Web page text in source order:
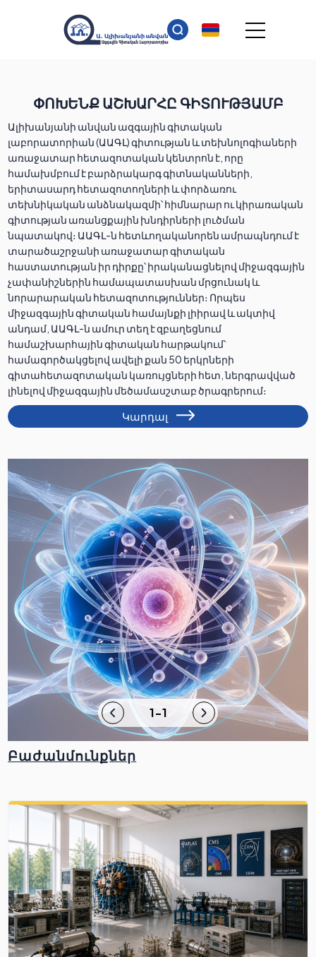
ՓՈԽԵՆՔ ԱՇԽԱՐՀԸ ԳԻՏՈՒԹՅԱՄԲ
Ալիխանյանի անվան ազգային գիտական
լաբորատորիան (ԱԱԳԼ) գիտության և տեխնոլոգիաների
առաջատար հետազոտական կենտրոն է, որը
համախմբում է բարձրակարգ գիտնականների,
երիտասարդ հետազոտողների և փորձառու
տեխնիկական անձնակազմի՝ հիմնարար ու կիրառական
գիտության առանցքային խնդիրների լուծման
նպատակով։ ԱԱԳԼ-ն հետևողականորեն ամրապնդում է
տարածաշրջանի առաջատար գիտական
հաստատության իր դիրքը՝ իրականացնելով միջազգային
չափանիշներին համապատասխան մրցունակ և
նորարարական հետազոտություններ։ Որպես
միջազգային գիտական համայնքի լիիրավ և ակտիվ
անդամ, ԱԱԳԼ-ն ամուր տեղ է զբաղեցնում
համաշխարհային գիտական հարթակում՝
համագործակցելով ավելի քան 50 երկրների
գիտահետազոտական կառույցների հետ, ներգրավված
լինելով միջազգային մեծամասշտաբ ծրագրերում։
Կարդալ
1-1
Բաժանմունքներ